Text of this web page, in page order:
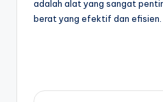
adalah alat yang sangat
berat yang efektif dan efisien.